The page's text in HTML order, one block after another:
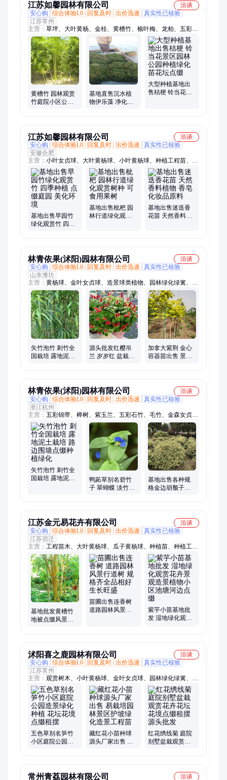
江苏如馨园林有限公司
洽谈
安心购
综合体验L0 回复及时 出价迅速
真实性已核验
江苏常州
主营： 草坪、大叶黄杨、金桂、黄槽竹、榆叶梅、龙柏、五彩锦
带、红枫、垂丝海棠、红叶李、金叶女贞、红叶小檗、紫荆、木
槿、花灌木、乔木五彩锦带、亮金女贞、草皮、亮晶女贞、穗花
牡荆、小叶黄杨、美人梅、雪松、红梅
黄槽竹 园林观赏
竹庭院小区公园
基地直售沉水植
物伊乐藻 净化水
大型种植基地出
售桔梗 铃当花景
江苏如馨园林有限公司
洽谈
安心购
综合体验L0 回复及时 出价迅速
真实性已核验
安徽合肥
主营： 小叶女贞球、大叶黄杨球、小叶黄杨球、种植工程苗、欧
石竹、金森女贞、夏堇、金银花、三叶草、吸毒草、金叶榆、秋
海棠、花叶菖蒲、石菖蒲、鼠尾草、月季、苔草、蓝叶忍冬、六
倍利
基地出售早园竹
绿化观赏竹 四季
基地出售枇杷 园
林行道绿化观赏
基地出售迷迭香
花苗 天然香料植
林青依果(沭阳)园林有限公司
洽谈
安心购
综合体验L0 回复及时 出价迅速
真实性已核验
山东潍坊
主营： 黄杨球、金叶女贞球、造景球类植物、园林绿化绿篱、基
地种植绿篱苗、月季、地被草花、金叶榆、水生鸢尾、绣线菊、
栀子花、连翘、木香花、北美海棠、桂花、冬青、卫矛、藤本植
物、枸骨球、万寿菊、龙柏球、百子莲、狼尾草、鼠尾草、水生
植物荷花
矢竹泡竹 刺竹全
国栽培 露地泥土
源头批发红樱吊
兰 岁岁红 盆栽种
加拿大紫荆 金心
容器苗出售 景区
林青依果(沭阳)园林有限公司
洽谈
安心购
综合体验L0 回复及时 出价迅速
真实性已核验
浙江杭州
主营： 五彩锦带、榉树、紫玉兰、五彩石竹、毛竹、金森女贞、
造型月季、日本绣线菊、四季玫瑰、黄金枸骨、鼠尾草、美人
蕉、红花七叶树、八仙花绣球、杜鹃花、金叶女贞、黄杨、红叶
石楠、桂花、红花风铃木、天鹅绒紫薇、红千层、地被菊、北美
海棠
矢竹泡竹 刺竹全
国栽培 露地泥土
鸭跖草别名碧竹
子 翠蝴蝶 淡竹叶
基地出售各种规
格金边胡颓子球
江苏金元易花卉有限公司
洽谈
安心购
综合体验L0 回复及时 出价迅速
真实性已核验
江苏宿迁
主营： 工程苗木、大叶黄杨球、瓜子黄杨球、种植苗、种植工程
苗、海石竹、高速公路工程苗、泽苔、天人菊、金边石菖蒲、麦
冬、紫芋、王莲、迷迭香、五彩锦带、金光菊、九里香、冬青
球、海棠、双喜藤、灯笼花、白茅、红叶景天
基地批发黄槽竹
地被点缀风景造
苗圃出售连香树
道路园林风景行
紫芋小苗基地批
发 湿地绿化观赏
沭阳喜之鹿园林有限公司
洽谈
安心购
综合体验L0 回复及时 出价迅速
真实性已核验
江苏常州
主营： 观赏树木、小叶黄杨球、金叶女贞球、园林绿化绿篱、园
林绿化苗木、苗木绿化、精品大叶黄杨球、景观花卉、造型球、
地被草花、月季、菊花、海棠、紫薇树苗、绣线菊、桂花、榉
树、红枫、五彩锦带、草坪草皮、卫矛、冬青、木香花、玉兰
五色草别名笋竹
小区庭院公园造
藏红花小苗种球
源头厂家出售 易
红花绣线菊 庭院
别墅盆栽观赏花
常州青荔园林有限公司 洽谈